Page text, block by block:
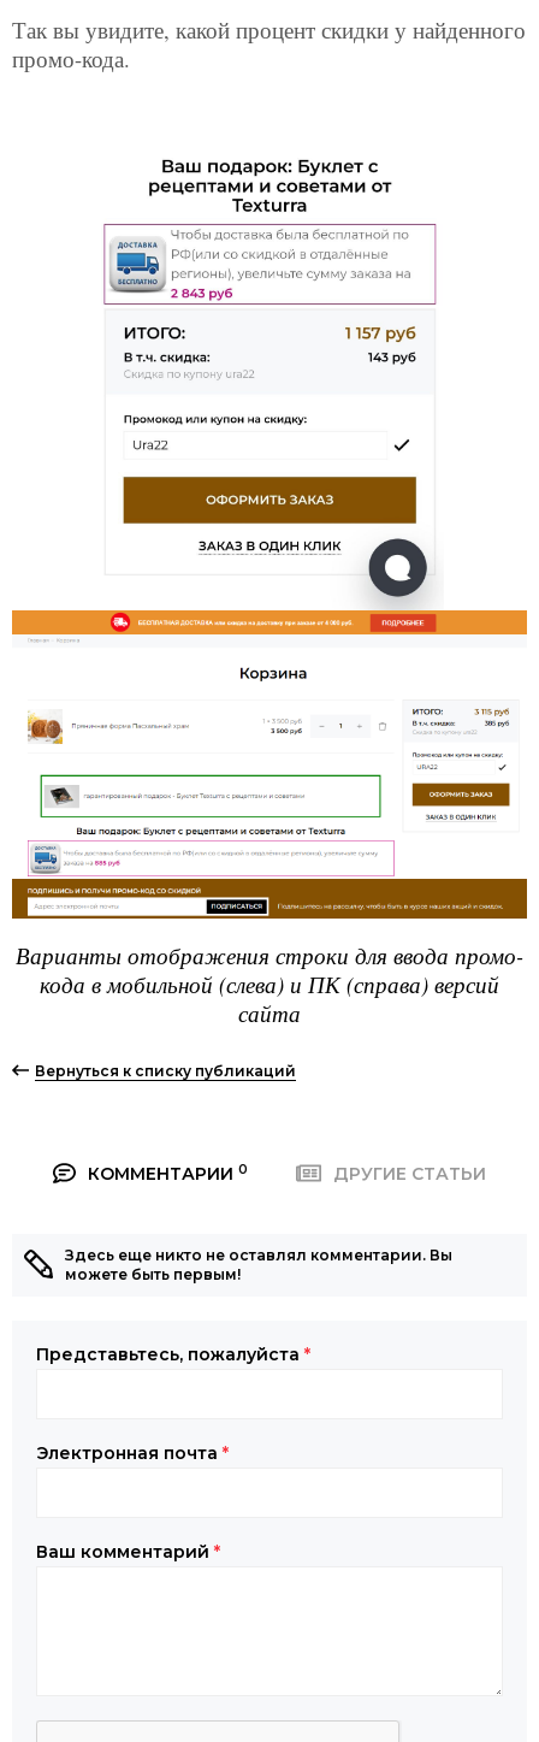
Так вы увидите, какой процент скидки у найденного
промо-кода.
Варианты отображения строки для ввода промо-
кода в мобильной (слева) и ПК (справа) версий
сайта
Вернуться к списку публикаций
КОММЕНТАРИИ 0 ДРУГИЕ СТАТЬИ
Здесь еще никто не оставлял комментарии. Вы
можете быть первым!
Представьтесь, пожалуйста *
Электронная почта *
Ваш комментарий *